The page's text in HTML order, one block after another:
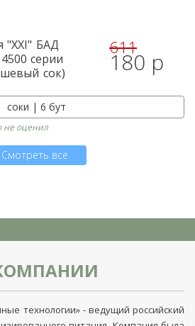
"XXI" БАД
серии
сок)
611
180 р
соки | 6 бут
не оценил
Смотреть все
технологии» - ведущий российский